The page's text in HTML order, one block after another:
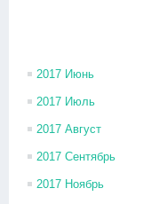
2017 Июнь
2017 Июль
2017 Август
2017 Сентябрь
2017 Ноябрь